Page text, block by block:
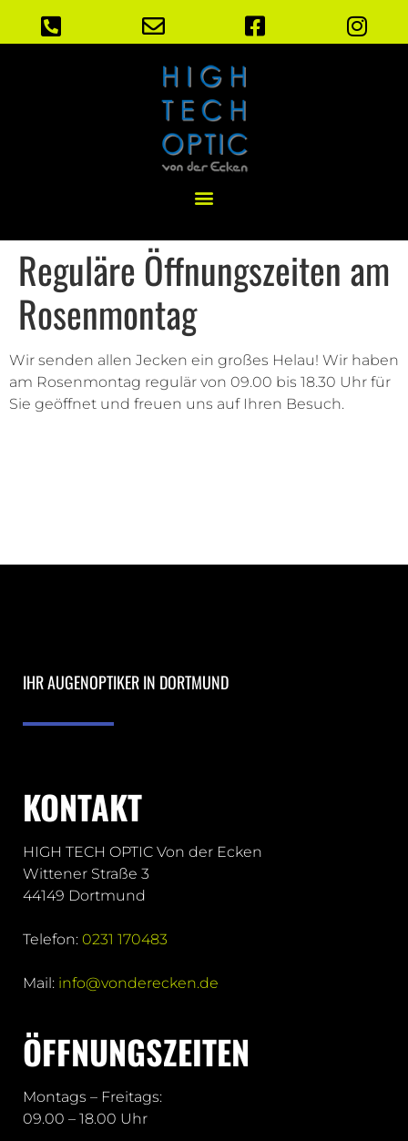
Reguläre Öffnungszeiten am
Rosenmontag
Wir senden allen Jecken ein großes Helau! Wir haben
am Rosenmontag regulär von 09.00 bis 18.30 Uhr für
Sie geöffnet und freuen uns auf Ihren Besuch.
IHR AUGENOPTIKER IN DORTMUND
KONTAKT
HIGH TECH OPTIC Von der Ecken
Wittener Straße 3
44149 Dortmund
Telefon: 0231 170483
Mail: info@vonderecken.de
ÖFFNUNGSZEITEN
Montags – Freitags:
09.00 – 18.00 Uhr